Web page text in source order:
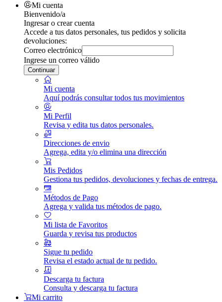
Mi cuenta
Bienvenido/a
Ingresar o crear cuenta
Accede a tus datos personales, tus pedidos y solicita
devoluciones:
Correo electrónico
Ingrese un correo válido
Continuar
Mi cuenta
Aquí podrás consultar todos tus movimientos
Mi Perfil
Revisa y edita tus datos personales.
Direcciones de envio
Agrega, edita y/o elimina una dirección
Mis Pedidos
Gestiona tus pedidos, devoluciones y fechas de entrega.
Métodos de Pago
Agrega y valida tus métodos de pago.
Mi lista de Favoritos
Guarda y revisa tus productos
Sigue tu pedido
Revisa el estado actual de tu pedido.
Descarga tu factura
Consulta y descarga tu factura
Mi carrito